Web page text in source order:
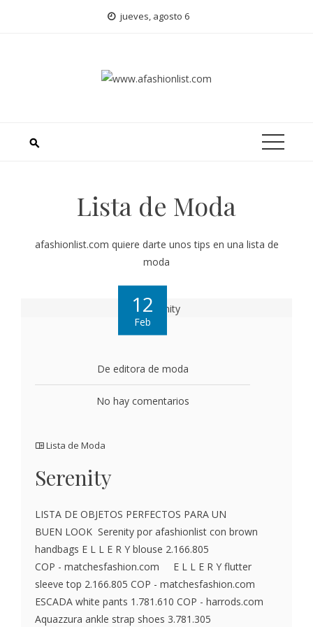
jueves, agosto 6
Lista de Moda
afashionlist.com quiere darte unos tips en una lista de
moda
12
Feb
De editora de moda
No hay comentarios
Lista de Moda
Serenity
LISTA DE OBJETOS PERFECTOS PARA UN
BUEN LOOK Serenity por afashionlist con brown
handbags E L L E R Y blouse 2.166.805
COP - matchesfashion.com E L L E R Y flutter
sleeve top 2.166.805 COP - matchesfashion.com
ESCADA white pants 1.781.610 COP - harrods.com
Aquazzura ankle strap shoes 3.781.305